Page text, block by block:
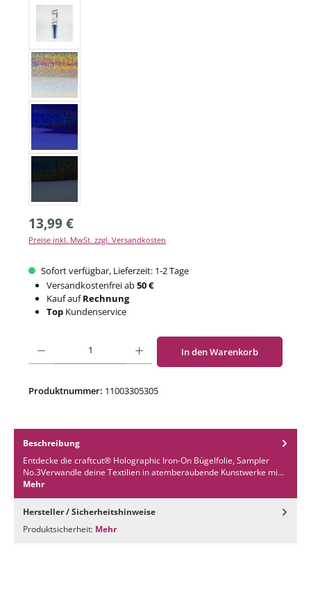
13,99 €
Preise inkl. MwSt. zzgl. Versandkosten
Sofort verfügbar, Lieferzeit: 1-2 Tage
Versandkostenfrei ab50 €
Kauf aufRechnung
TopKundenservice
Produkt Anzahl: Gib den gewünschten Wert ein oder benutze die Schaltflächen um
In den Warenkorb
Produktnummer: 11003305305
Beschreibung
Entdecke die craftcut® Holographic Iron-On Bügelfolie, Sampler
No.3Verwandle deine Textilien in atemberaubende Kunstwerke mi…
Mehr
Hersteller / Sicherheitshinweise
Produktsicherheit: Mehr